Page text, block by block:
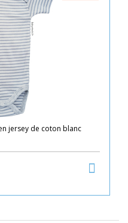
jersey de coton blanc